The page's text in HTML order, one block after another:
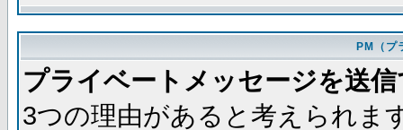
PM（プ
プライベートメッセージを送
3つの理由があると考えられま